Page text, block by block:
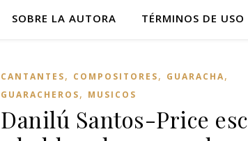
SOBRE LA AUTORA TÉRMINOS DE USO
CANTANTES, COMPOSITORES, GUARACHA,
GUARACHEROS, MUSICOS
Danilú Santos-Price